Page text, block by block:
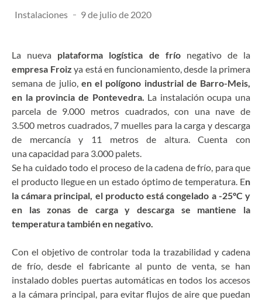
Instalaciones 9 de julio de 2020
La nueva plataforma logística de fríonegativo de la
empresa Froiz ya está en funcionamiento, desde la primera
semana de julio, en el polígono industrial de Barro-Meis,
en la provincia de Pontevedra. La instalación ocupa una
parcela de 9.000 metros cuadrados, con una nave de
3.500 metros cuadrados, 7 muelles para la carga y descarga
de mercancía y 11 metros de altura. Cuenta con
una capacidad para 3.000 palets.
Se ha cuidado todo el proceso de la cadena de frío, para que
el producto llegue en un estado óptimo de temperatura. En
la cámara principal, el producto está congelado a -25ºC y
en las zonas de carga y descarga se mantiene la
temperatura también en negativo.
Con el objetivo de controlar toda la trazabilidad y cadena
de frío, desde el fabricante al punto de venta, se han
instalado dobles puertas automáticas en todos los accesos
a la cámara principal, para evitar flujos de aire que puedan